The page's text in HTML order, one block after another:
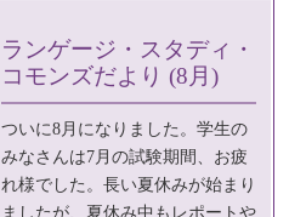
ランゲージ・スタディ・
コモンズだより (8月)
ついに8月になりました。学生の
みなさんは7月の試験期間、お疲
れ様でした。長い夏休みが始まり
ましたが、夏休み中もレポートや